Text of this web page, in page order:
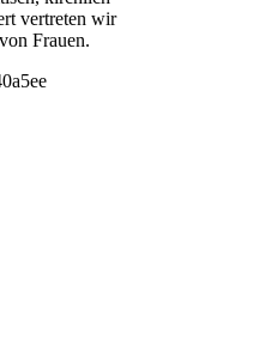
vertreten wir
Frauen.